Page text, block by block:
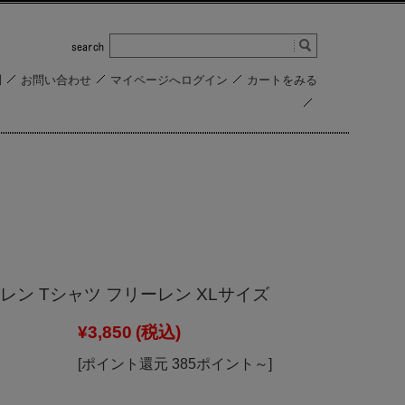
お問い合わせ マイページへログイン カートをみる
ン Tシャツ フリーレン XLサイズ
¥3,850 (税込)
[ポイント還元 385ポイント～]